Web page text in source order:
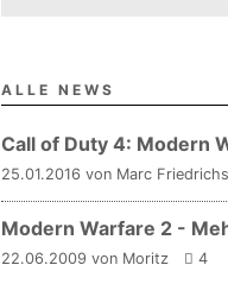
ALLE NEWS
Call of Duty 4: Modern
25.01.2016 von Marc Friedrichs
Modern Warfare 2 -
22.06.2009 von Moritz 4